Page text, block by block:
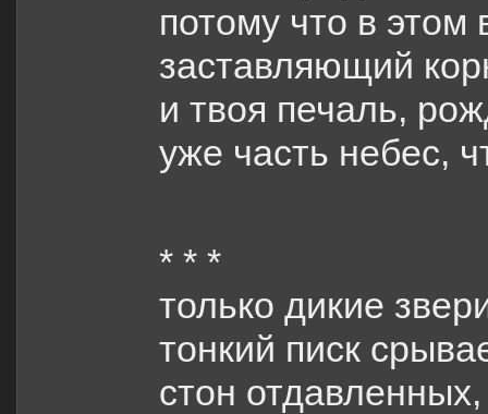
потому что в
заставляющий
и твоя печаль,
уже часть небес,
* * *
только дикие
тонкий писк
стон